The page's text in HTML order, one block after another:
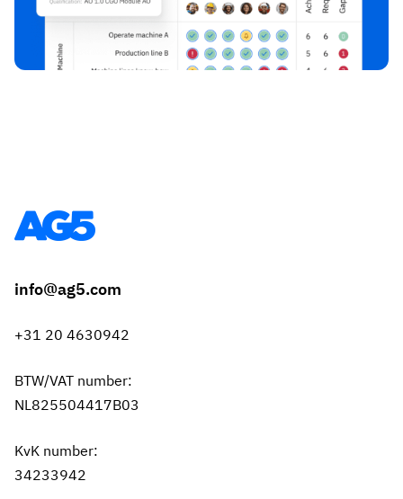
info@ag5.com
+31 20 4630942
BTW/VAT number:
NL825504417B03
KvK number:
34233942